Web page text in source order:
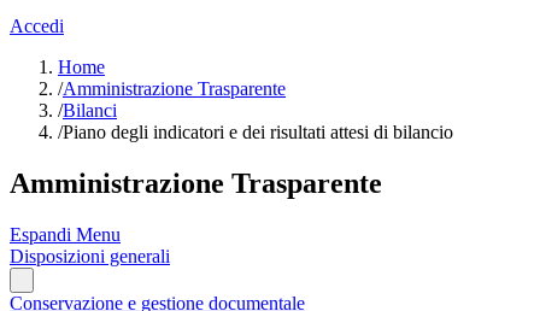
Accedi
Home
/Amministrazione Trasparente
/Bilanci
/Piano degli indicatori e dei risultati attesi di bilancio
Amministrazione Trasparente
Espandi Menu
Disposizioni generali
Conservazione e gestione documentale